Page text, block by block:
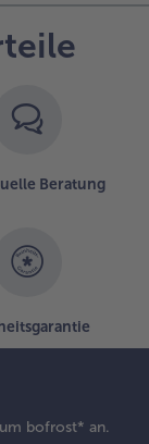
Beratung
bofrost* an.